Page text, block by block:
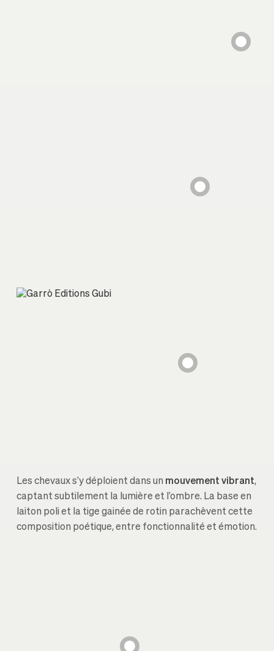
Les chevaux s’y déploient dans un mouvement vibrant,
captant subtilement la lumière et l’ombre. La base en
laiton poli et la tige gainée de rotin parachèvent cette
composition poétique, entre fonctionnalité et émotion.